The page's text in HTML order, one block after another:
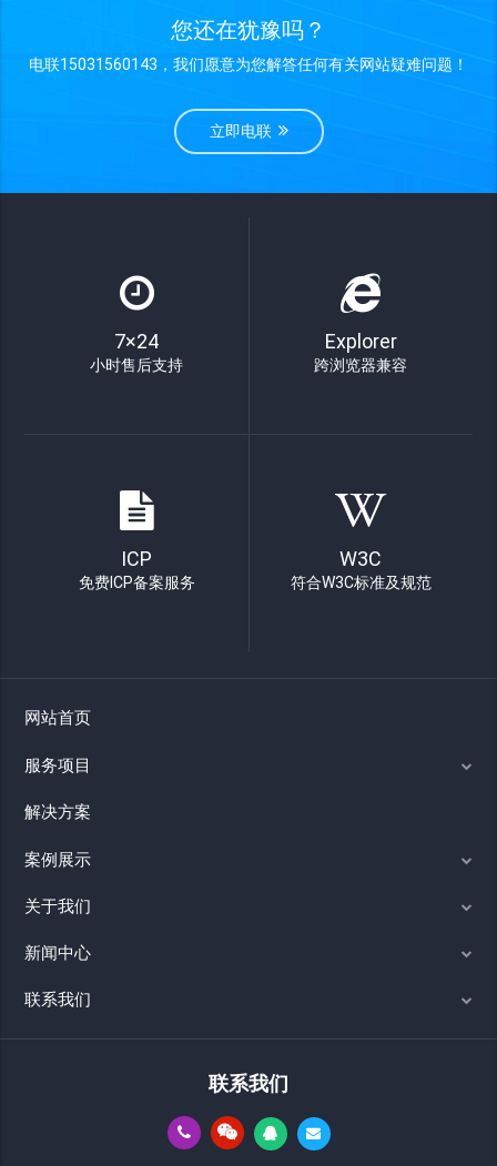
您还在犹豫吗？
电联15031560143，我们愿意为您解答任何有关网站疑难问题！
立即电联
7×24
小时售后支持
Explorer
跨浏览器兼容
ICP
免费ICP备案服务
W3C
符合W3C标准及规范
网站首页
服务项目
解决方案
案例展示
关于我们
新闻中心
联系我们
联系我们